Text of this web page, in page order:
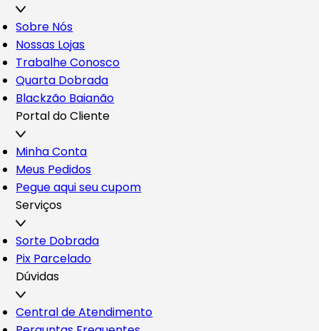
Sobre Nós
Nossas Lojas
Trabalhe Conosco
Quarta Dobrada
Blackzão Baianão
Portal do Cliente
Minha Conta
Meus Pedidos
Pegue aqui seu cupom
Serviços
Sorte Dobrada
Pix Parcelado
Dúvidas
Central de Atendimento